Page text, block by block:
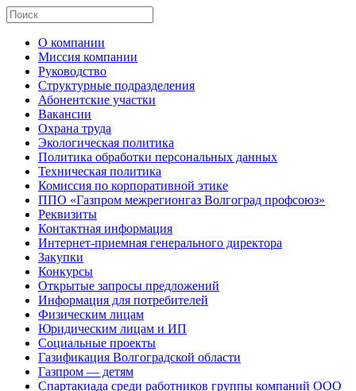
О компании
Миссия компании
Руководство
Структурные подразделения
Абонентские участки
Вакансии
Охрана труда
Экологическая политика
Политика обработки персональных данных
Техническая политика
Комиссия по корпоративной этике
ППО «Газпром межрегионгаз Волгоград профсоюз»
Реквизиты
Контактная информация
Интернет-приемная генерального директора
Закупки
Конкурсы
Открытые запросы предложений
Информация для потребителей
Физическим лицам
Юридическим лицам и ИП
Социальные проекты
Газификация Волгоградской области
Газпром — детям
Спартакиада среди работников группы компаний ООО